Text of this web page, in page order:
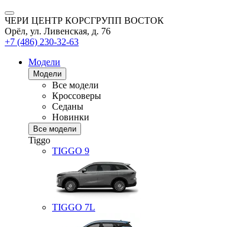
ЧЕРИ ЦЕНТР КОРСГРУПП ВОСТОК
Орёл, ул. Ливенская, д. 76
+7 (486) 230-32-63
Модели
Модели
Все модели
Кроссоверы
Седаны
Новинки
Все модели
Tiggo
TIGGO 9
TIGGO 7L